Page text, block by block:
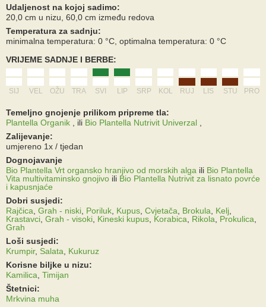
Udaljenost na kojoj sadimo:
20,0 cm u nizu, 60,0 cm između redova
Temperatura za sadnju:
minimalna temperatura: 0 °C, optimalna temperatura: 0 °C
VRIJEME SADNJE I BERBE:
SIJ VEL OŽU TRA SVI LIP SRP KOL RUJ LIS STU PRO
Temeljno gnojenje prilikom pripreme tla:
Plantella Organik
ili Bio Plantella Nutrivit Univerzal
Zalijevanje:
umjereno 1x / tjedan
Dognojavanje
Bio Plantella Vrt organsko hranjivo od morskih alga ili Bio Plantella
Vita multivitaminsko gnojivo ili Bio Plantella Nutrivit za lisnato povrće
i kapusnjaće
Dobri susjedi:
Rajčica Grah - niski Poriluk Kupus Cvjetača Brokula Kelj
Krastavci Grah - visoki Kineski kupus Korabica Rikola Prokulica
Grah
Loši susjedi:
Krumpir, Salata
Kukuruz
Korisne biljke u nizu:
Kamilica Timijan
Štetnici:
Mrkvina muha